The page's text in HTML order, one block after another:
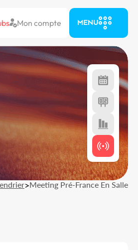
Mon compte MENU
>Meeting Pré-France En Salle